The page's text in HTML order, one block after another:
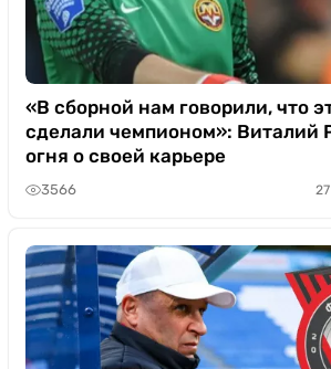
«В сборной нам говорили, что
сделали чемпионом»: Виталий
огня о своей карьере
3566